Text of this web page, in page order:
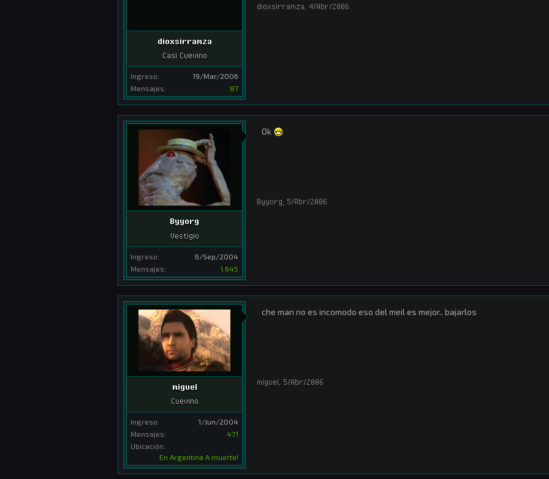
dioxsirramza
Casi Cuevino
Ingreso:
19/Mar/2006
Mensajes:
87
dioxsirramza 4/Abr/2006
Byyorg
Vestigio
Ingreso:
6/Sep/2004
Mensajes:
1.645
Ok
Byyorg, 5/Abr/2006
miguel
Cuevino
Ingreso:
1/Jun/2004
Mensajes:
471
Ubicación:
En Argentina A muerte!
che man no es incomodo eso del meil es mejor.. bajarlos
miguel 5/Abr/2006